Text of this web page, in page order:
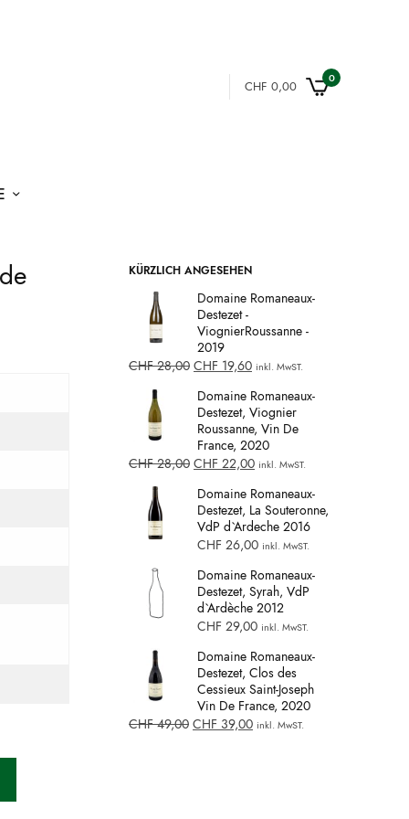
CHF 0,00
0
KÜRZLICH ANGESEHEN
Domaine Romaneaux-
Destezet -
ViognierRoussanne -
2019
CHF28,00 CHF 19,60 inkl. MwST.
Domaine Romaneaux-
Destezet, Viognier
Roussanne, Vin De
France, 2020
CHF28,00 CHF 22,00 inkl. MwST.
Domaine Romaneaux-
Destezet, La Souteronne,
VdP d`Ardeche 2016
CHF 26,00 inkl. MwST.
Domaine Romaneaux-
Destezet, Syrah, VdP
d`Ardèche 2012
CHF 29,00 inkl. MwST.
Domaine Romaneaux-
Destezet, Clos des
Cessieux Saint-Joseph
Vin De France, 2020
CHF49,00 CHF 39,00 inkl. MwST.